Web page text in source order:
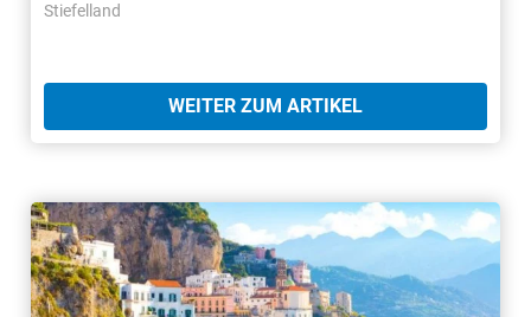
Stiefelland
WEITER ZUM ARTIKEL